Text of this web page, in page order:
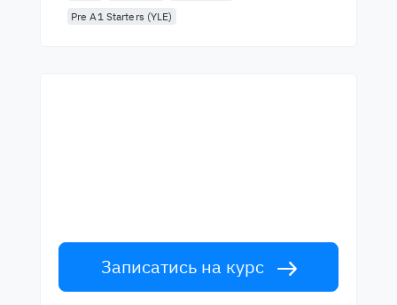
Pre A1 Starters (YLE)
Записатись на курс